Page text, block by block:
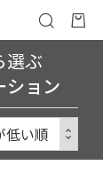
選ぶ
ション